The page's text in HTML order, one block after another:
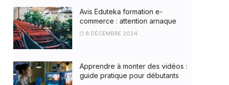
Avis Eduteka formation e-
commerce : attention arnaque
8 DÉCEMBRE 2024
Apprendre à monter des vidéos :
guide pratique pour débutants